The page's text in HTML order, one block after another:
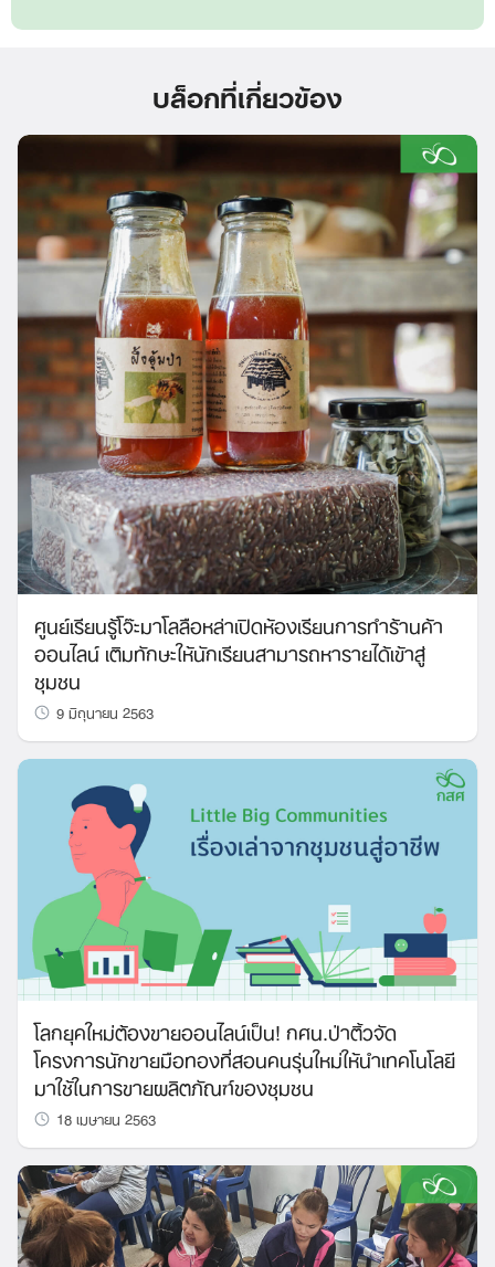
Search
for:
บล็อกที่เกี่ยวข้อง
ศูนย์เรียนรู้โจ๊ะมาโลลือหล่าเปิดห้องเรียนการทำร้านค้า
ออนไลน์ เติมทักษะให้นักเรียนสามารถหารายได้เข้าสู่
ชุมชน
9 มิถุนายน 2563
โลกยุคใหม่ต้องขายออนไลน์เป็น! กศน.ป่าติ้วจัด
โครงการนักขายมือทองที่สอนคนรุ่นใหม่ให้นำเทคโนโลยี
มาใช้ในการขายผลิตภัณฑ์ของชุมชน
18 เมษายน 2563